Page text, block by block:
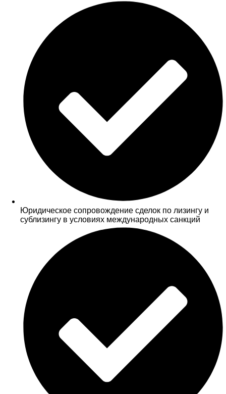
Юридическое сопровождение сделок по лизингу и
сублизингу в условиях международных санкций